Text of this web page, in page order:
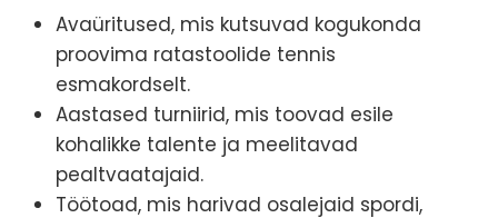
Avaüritused, mis kutsuvad kogukonda
proovima ratastoolide tennis
esmakordselt.
Aastased turniirid, mis toovad esile
kohalikke talente ja meelitavad
pealtvaatajaid.
Töötoad, mis harivad osalejaid spordi,